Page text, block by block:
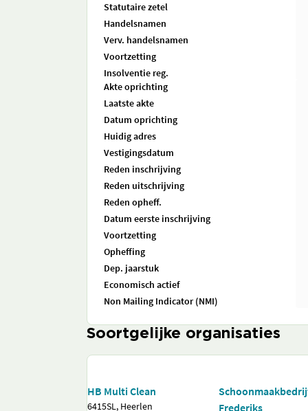
Statutaire zetel
Handelsnamen
Verv. handelsnamen
Voortzetting
Insolventie reg.
Akte oprichting
Laatste akte
Datum oprichting
Huidig adres
Vestigingsdatum
Reden inschrijving
Reden uitschrijving
Reden opheff.
Datum eerste inschrijving
Voortzetting
Opheffing
Dep. jaarstuk
Economisch actief
Non Mailing Indicator (NMI)
Soortgelijke organisaties
HB Multi Clean
6415SL, Heerlen
Frederiks